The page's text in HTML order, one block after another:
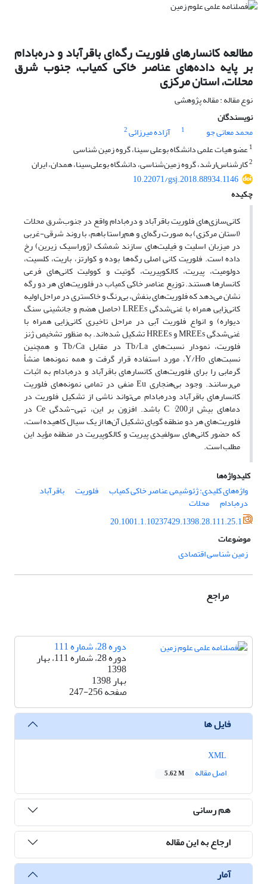
مطالعه کانسارهای فلوریت رگه‌ای باقرآباد و دره‌بادام
بر پایه داده‌های عناصر خاکی کمیاب، جنوب شرق
محلات، استان مرکزی
نوع مقاله : مقاله پژوهشی
نویسندگان
محمد معانی جو
1 آزاده میرزائی2
1عضو هیات علمی دانشگاه بوعلی سینا، گروه زمین شناسی
2کارشناس‌ارشد، گروه زمین‌شناسی، دانشگاه بوعلی‌‌سینا، همدان، ایران
10.22071/gsj.2018.88934.1146
چکیده
کانی‌سازی‌های فلوریت باقرآباد و دره‌بادام واقع در جنوب‌شرق محلات
(استان مرکزی) به صورت رگه‌ای و هم‌راستا باهم، با روند شرقی-غربی
در میزبان اسلیت و فیلیت‌های سازند شمشک (ژوراسیک زیرین) رخ
داده است. فلوریت کانی اصلی رگه‌ها بوده و کوارتز، باریت، کلسیت،
دولومیت، پیریت، کالکوپیریت، گوتیت و کوولیت کانی‌های فرعی
کانسارها هستند. توزیع عناصر خاکی کمیاب در فلوریت‌های هر دو رگه
نشان می‌دهد که فلوریت‌های بنفش، بی‌رنگ و خاکستری در مراحل اولیه
کانی‌زایی همراه با غنی‌شدگی LREEs (حاصل هضم و جانشینی سنگ
دیواره) و انواع فلوریت آبی در مراحل تاخیری کانی‌زایی همراه با
غنی‌شدگی MREEs و HREEs تشکیل شده‌اند. به منظور تشخیص ژنز
فلوریت، نمودار نسبت‌های Tb/La در مقابل Tb/Ca و همچنین
نسبت‌های Y/Ho، مورد استفاده قرار گرفت و همه نمونه‌ها منشأ
گرمابی را برای فلوریت‌های کانسارهای باقرآباد و دره‌بادام به اثبات
می‌رسانند. وجود بی‌هنجاری Eu منفی در تمامی نمونه‌های فلوریت
کانسارهای باقرآباد ودره‌بادام می‌تواند ناشی از تشکیل فلوریت در
دماهای بیش ازC °‌200 باشد. افزون بر این، تهی-شدگی Ce در
فلوریت‌های هر دو منطقه گویای تشکیل آن‌ها از یک سیال کاهیده است،
که حضور کانی‌های سولفیدی پیریت و کالکوپیریت در منطقه مؤید این
مطلب است.
کلیدواژه‌ها
واژه‌های کلیدی: ژئوشیمی عناصر خاکی کمیاب
فلوریت باقرآباد
دره‌بادام
محلات
20.1001.1.10237429.1398.28.111.25.1
موضوعات
زمین شناسی اقتصادی
مراجع
دوره 28، شماره 111
دوره 28، شماره 111، بهار
1398
بهار 1398
صفحه247-256
فایل ها
اصل مقاله
5.62 M
هم رسانی
ارجاع به این مقاله
آمار